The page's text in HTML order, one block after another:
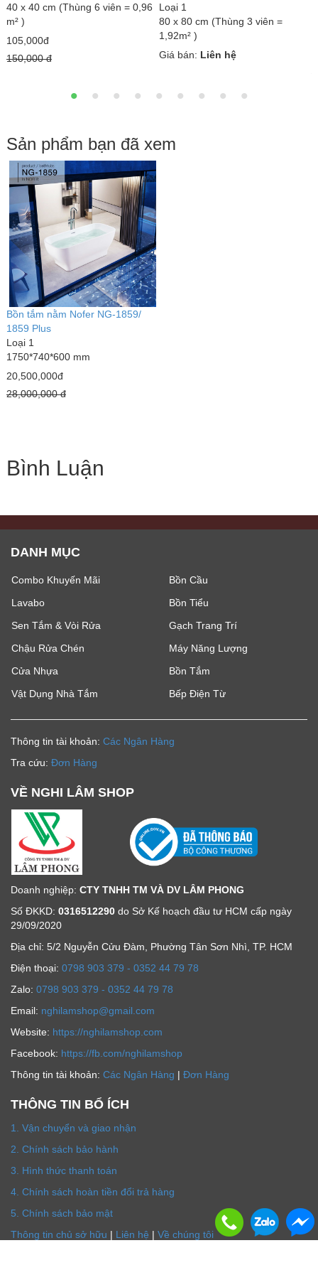
40 x 40 cm (Thùng 6 viên = 0,96
m² )
105,000đ
150,000 đ
Loại 1
80 x 80 cm (Thùng 3 viên =
1,92m² )
Giá bán: Liên hệ
Sản phẩm bạn đã xem
Bồn tắm nằm Nofer NG-1859/
1859 Plus
Loại 1
1750*740*600 mm
20,500,000đ
28,000,000 đ
Bình Luận
DANH MỤC
Combo Khuyến Mãi
Bồn Cầu
Lavabo
Bồn Tiểu
Sen Tắm & Vòi Rửa
Gạch Trang Trí
Chậu Rửa Chén
Máy Năng Lượng
Cửa Nhựa
Bồn Tắm
Vật Dụng Nhà Tắm
Bếp Điện Từ
Thông tin tài khoản: Các Ngân Hàng
Tra cứu: Đơn Hàng
VỀ NGHI LÂM SHOP
Doanh nghiệp: CTY TNHH TM VÀ DV LÂM PHONG
Số ĐKKD: 0316512290 do Sở Kế hoạch đầu tư HCM cấp ngày
29/09/2020
Địa chỉ: 5/2 Nguyễn Cửu Đàm, Phường Tân Sơn Nhì, TP. HCM
Ðiện thoại: 0798 903 379 - 0352 44 79 78
Zalo: 0798 903 379 - 0352 44 79 78
Email: nghilamshop@gmail.com
Website: https://nghilamshop.com
Facebook: https://fb.com/nghilamshop
Thông tin tài khoản: Các Ngân Hàng | Đơn Hàng
THÔNG TIN BỔ ÍCH
1. Vận chuyển và giao nhận
2. Chính sách bảo hành
3. Hình thức thanh toán
4. Chính sách hoàn tiền đổi trả hàng
5. Chính sách bảo mật
Thông tin chủ sở hữu | Liên hệ | Về chúng tôi